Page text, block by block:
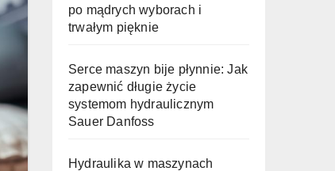
po mądrych wyborach i
trwałym pięknie
Serce maszyn bije płynnie: Jak
zapewnić długie życie
systemom hydraulicznym
Sauer Danfoss
Hydraulika w maszynach